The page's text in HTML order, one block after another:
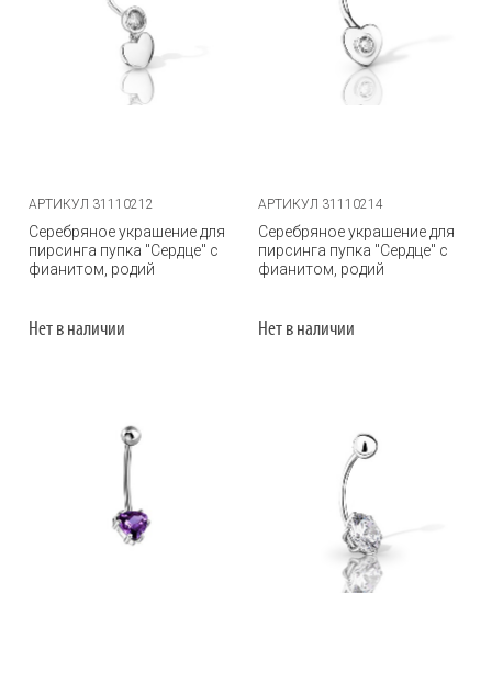
АРТИКУЛ 31110212
Серебряное украшение для
пирсинга пупка "Сердце" с
фианитом, родий
Нет в наличии
АРТИКУЛ 31110214
Серебряное украшение для
пирсинга пупка "Сердце" с
фианитом, родий
Нет в наличии